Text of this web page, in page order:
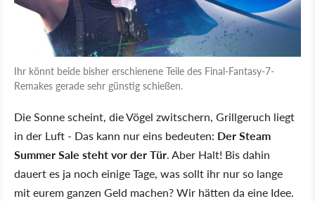
Ihr könnt beide bisher erschienene Teile des Final-Fantasy-7-
Remakes gerade sehr günstig schießen.
Die Sonne scheint, die Vögel zwitschern, Grillgeruch liegt
in der Luft - Das kann nur eins bedeuten: Der Steam
Summer Sale steht vor der Tür. Aber Halt! Bis dahin
dauert es ja noch einige Tage, was sollt ihr nur so lange
mit eurem ganzen Geld machen? Wir hätten da eine Idee.